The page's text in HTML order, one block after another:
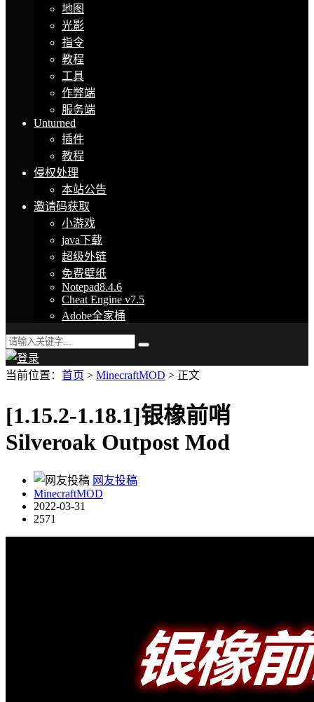
地图
光影
指令
教程
工具
作弊端
服务端
Unturned
插件
教程
侵权处理
本站公告
邀请码获取
小游戏
java下载
超级外链
免费壁纸
Notepad8.4.6
Cheat Engine v7.5
Adobe全家桶
当前位置： 首页 > MinecraftMOD > 正文
[1.15.2-1.18.1]银橡前哨
Silveroak Outpost Mod
网友投稿
MinecraftMOD
2022-03-31
2571